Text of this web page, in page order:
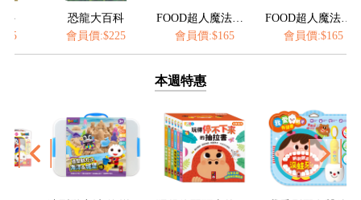
大百科
價:$225
FOOD超人魔法水畫筆-動物王國
會員價:$165
FOOD超人魔法水畫筆-海洋樂園
會員價:$165
會員價
本週特惠